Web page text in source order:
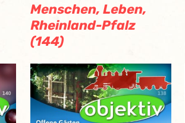
Menschen, Leben,
Rheinland-Pfalz
(144)